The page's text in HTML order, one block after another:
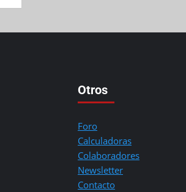
Otros
Foro
Calculadoras
Colaboradores
Newsletter
Contacto